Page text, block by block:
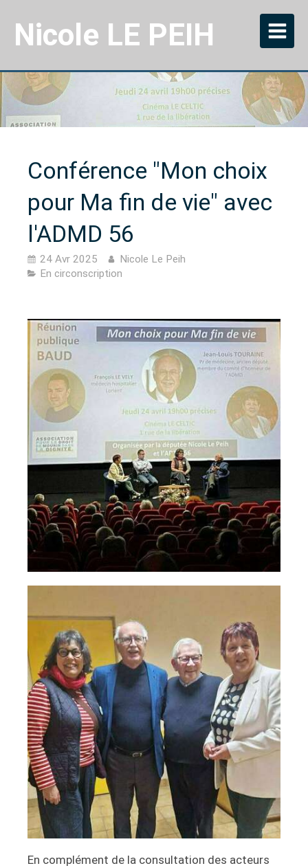
Nicole LE PEIH
Conférence "Mon choix
pour Ma fin de vie" avec
l'ADMD 56
24 Avr 2025
Nicole Le Peih
En circonscription
En complément de la consultation des acteurs